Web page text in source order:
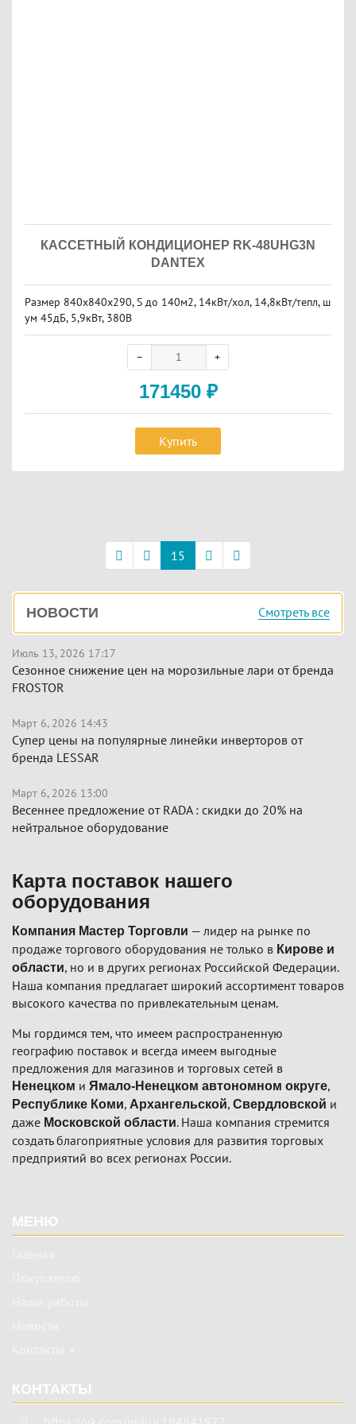
КАССЕТНЫЙ КОНДИЦИОНЕР RK-48UHG3N
DANTEX
Размер 840х840x290, S до 140м2, 14кВт/хол, 14,8кВт/тепл, ш
ум 45дБ, 5,9кВт, 380В
171450 ₽
Купить
15
Боковая
панель
НОВОСТИ Смотреть все
Июль 13, 2026 17:17
Сезонное снижение цен на морозильные лари от бренда
FROSTOR
Март 6, 2026 14:43
Супер цены на популярные линейки инверторов от
бренда LESSAR
Март 6, 2026 13:00
Весеннее предложение от RADA : скидки до 20% на
нейтральное оборудование
Карта поставок нашего
оборудования
Компания Мастер Торговли — лидер на рынке по
продаже торгового оборудования не только в Кирове и
области, но и в других регионах Российской Федерации.
Наша компания предлагает широкий ассортимент товаров
высокого качества по привлекательным ценам.
Мы гордимся тем, что имеем распространенную
географию поставок и всегда имеем выгодные
предложения для магазинов и торговых сетей в
Ненецком и Ямало-Ненецком автономном округе,
Республике Коми, Архангельской, Свердловской и
даже Московской области. Наша компания стремится
создать благоприятные условия для развития торговых
предприятий во всех регионах России.
МЕНЮ
КОНТАКТЫ